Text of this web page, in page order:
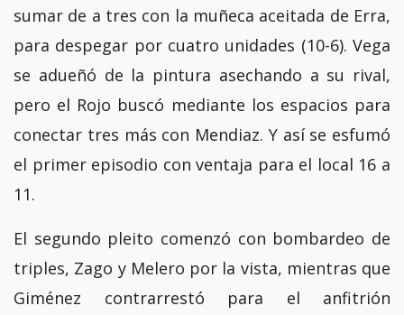
sumar de a tres con la muñeca aceitada de Erra,
para despegar por cuatro unidades (10-6). Vega
se adueñó de la pintura asechando a su rival,
pero el Rojo buscó mediante los espacios para
conectar tres más con Mendiaz. Y así se esfumó
el primer episodio con ventaja para el local 16 a
11.
El segundo pleito comenzó con bombardeo de
triples, Zago y Melero por la vista, mientras que
Giménez contrarrestó para el anfitrión